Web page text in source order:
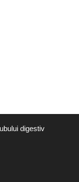
digestiv